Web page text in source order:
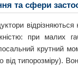
та сфери
при малих
крутний
типорозміру).